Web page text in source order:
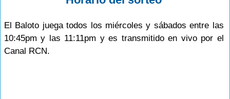
El Baloto juega todos los miércoles y sábados entre las
10:45pm y las 11:11pm y es transmitido en vivo por el
Canal RCN.